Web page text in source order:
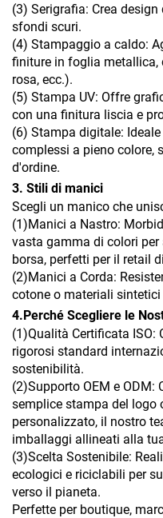
(3) Serigrafia: Crea
sfondi scuri.
(4) Stampaggio a caldo:
finiture in foglia metallica,
rosa, ecc.).
(5) Stampa UV: Offre
con una finitura liscia e
(6) Stampa digitale:
complessi a pieno colore,
d'ordine.
3. Stili di manici
Scegli un manico che
(1)Manici a Nastro:
vasta gamma di colori
borsa, perfetti per il retail
(2)Manici a Corda:
cotone o materiali
4.Perché Scegliere le
(1)Qualità Certificata ISO:
rigorosi standard
sostenibilità.
(2)Supporto OEM e ODM:
semplice stampa del logo
personalizzato, il nostro
imballaggi allineati alla
(3)Scelta Sostenibile:
ecologici e riciclabili per
verso il pianeta.
Perfette per boutique,